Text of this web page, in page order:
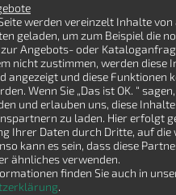
Grundriss
werden vereinzelt Inhalte von
geladen, um zum Beispiel die
Angebots- oder
nicht zustimmen, werden diese
angezeigt und diese Funktionen
Wenn Sie „Das ist OK. “
und erlauben uns, diese
zu laden. Hier erfolgt
Ihrer Daten durch Dritte, auf die
kann es sein, dass diese
ähnliches verwenden.
finden Sie auch in
.